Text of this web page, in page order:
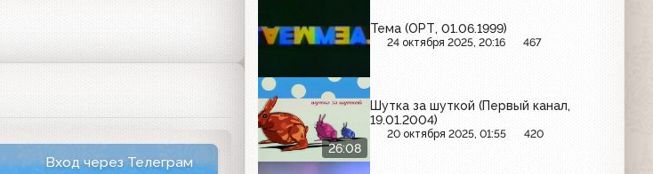
Вход через Телеграм
Тема (ОРТ, 01.06.1999)
24 октября 2025, 20:16 467
26:08
Шутка за шуткой (Первый канал,
19.01.2004)
20 октября 2025, 01:55 420